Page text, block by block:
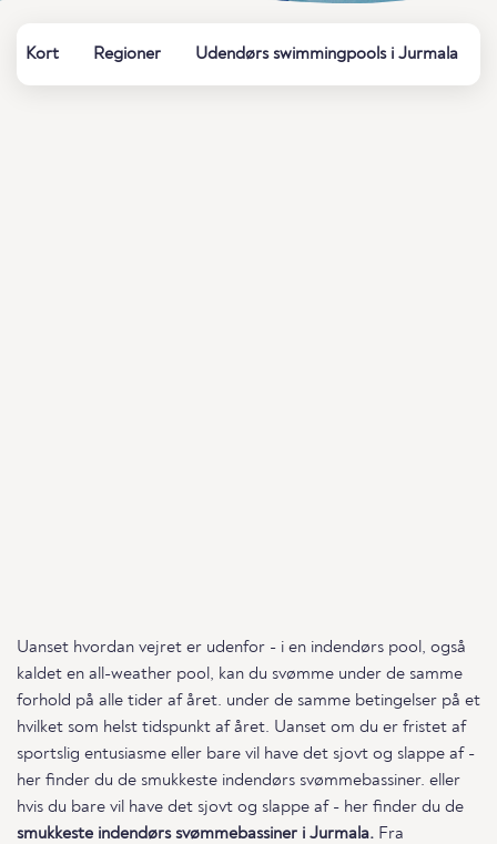
Kort Regioner Udendørs swimmingpools i Jurmala
Uanset hvordan vejret er udenfor - i en indendørs pool, også
kaldet en all-weather pool, kan du svømme under de samme
forhold på alle tider af året. under de samme betingelser på et
hvilket som helst tidspunkt af året. Uanset om du er fristet af
sportslig entusiasme eller bare vil have det sjovt og slappe af -
her finder du de smukkeste indendørs svømmebassiner. eller
hvis du bare vil have det sjovt og slappe af - her finder du de
smukkeste indendørs svømmebassiner i Jurmala. Fra